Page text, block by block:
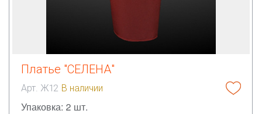
Платье "СЕЛЕНА"
Арт. Ж12 В наличии
Упаковка: 2 шт.